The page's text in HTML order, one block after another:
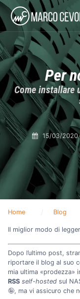
Per
Come installare
15/03/2020
Home Blog
Il miglior modo di
Dopo l’ultimo post,
riportare il blog al suo
mia ultima «prodezza»
RSS self-hosted sul
🤪, ma vi assicuro che